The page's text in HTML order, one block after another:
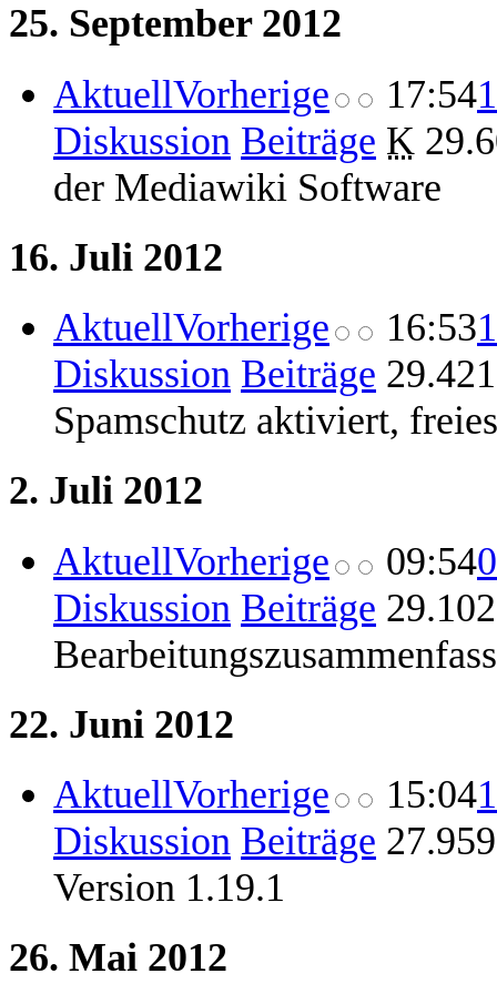
25. September 2012
AktuellVorherige 17:54
Diskussion Beiträge K
der Mediawiki Software
16. Juli 2012
AktuellVorherige 16:53
Diskussion Beiträge
Spamschutz aktiviert,
2. Juli 2012
AktuellVorherige 09:54
Diskussion Beiträge
22. Juni 2012
AktuellVorherige 15:04
Diskussion Beiträge
Version 1.19.1
26. Mai 2012